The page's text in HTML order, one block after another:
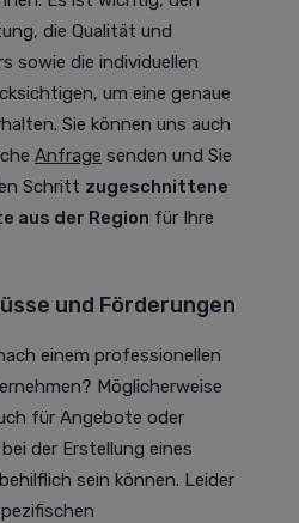
die Qualität und
sowie die individuellen
um eine genaue
Sie können uns auch
Anfrage senden und Sie
Schritt zugeschnittene
aus der Region für Ihre
und Förderungen
einem professionellen
Möglicherweise
für Angebote oder
der Erstellung eines
sein können. Leider